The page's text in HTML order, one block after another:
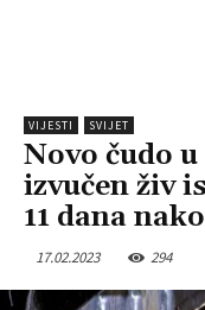
VIJESTI SVIJET
Novo čudo
izvučen živ
11 dana
17.02.2023 294